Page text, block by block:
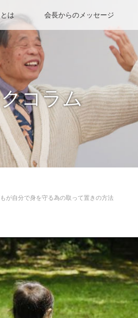
は 会長からのメッセージ
コラム
もが自分で身を守る為の取って置きの方法